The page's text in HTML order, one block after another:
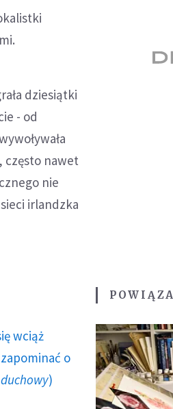
dziesiątki
- od
często nawet
nie
irlandzka
wciąż
o
)